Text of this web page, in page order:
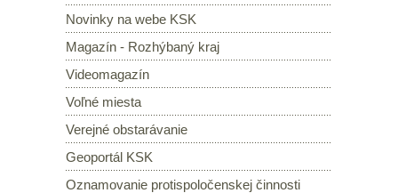
Novinky na webe KSK
Magazín - Rozhýbaný kraj
Videomagazín
Voľné miesta
Verejné obstarávanie
Geoportál KSK
Oznamovanie protispoločenskej činnosti